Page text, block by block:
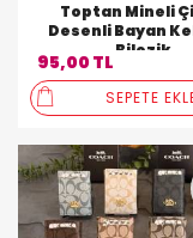
Toptan Mineli
Desenli Bayan
Bilezik
95,00 TL
SEPETE